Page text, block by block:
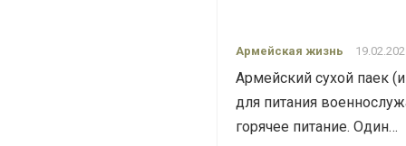
Армейская жизнь
Армейский сухой паек
для питания
горячее питание. Один…